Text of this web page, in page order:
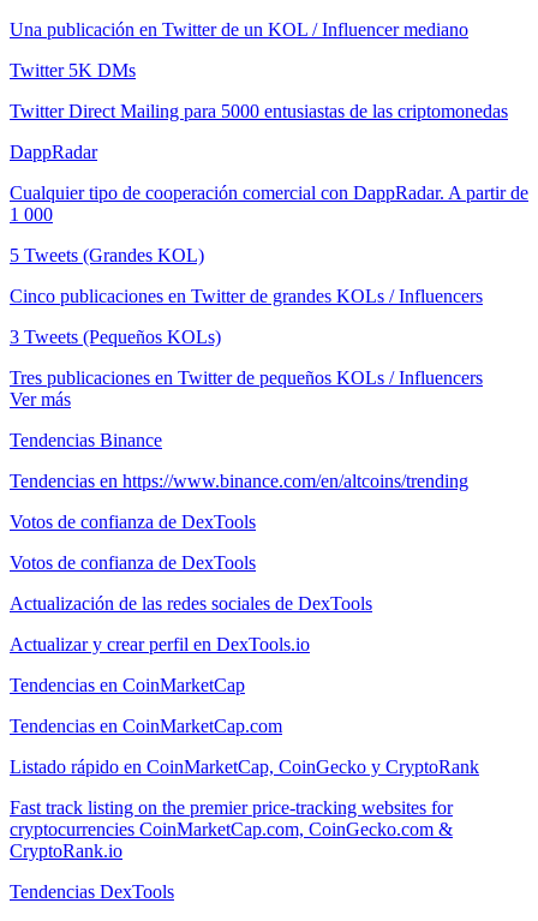
Una publicación en Twitter de un KOL / Influencer mediano
Twitter 5K DMs
Twitter Direct Mailing para 5000 entusiastas de las criptomonedas
DappRadar
Cualquier tipo de cooperación comercial con DappRadar. A partir de
1 000
5 Tweets (Grandes KOL)
Cinco publicaciones en Twitter de grandes KOLs / Influencers
3 Tweets (Pequeños KOLs)
Tres publicaciones en Twitter de pequeños KOLs / Influencers
Ver más
Tendencias Binance
Tendencias en https://www.binance.com/en/altcoins/trending
Votos de confianza de DexTools
Votos de confianza de DexTools
Actualización de las redes sociales de DexTools
Actualizar y crear perfil en DexTools.io
Tendencias en CoinMarketCap
Tendencias en CoinMarketCap.com
Listado rápido en CoinMarketCap, CoinGecko y CryptoRank
Fast track listing on the premier price-tracking websites for
cryptocurrencies CoinMarketCap.com, CoinGecko.com &
CryptoRank.io
Tendencias DexTools